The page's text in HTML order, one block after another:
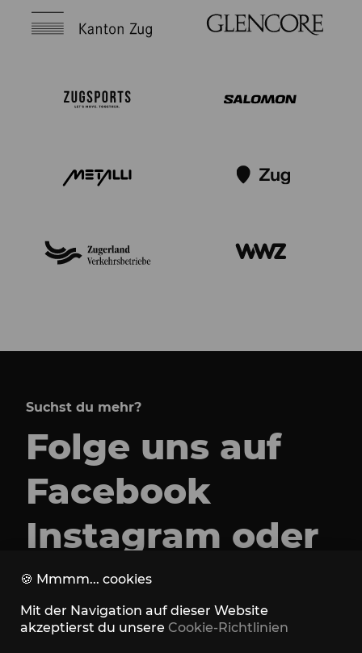
Suchst du mehr?
Folge uns auf
Facebook
Instagram oder
Strava
🍪 Mmmm... cookies
Mit der Navigation auf dieser Website
akzeptierst du unsere Cookie-Richtlinien